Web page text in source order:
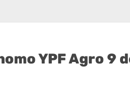
YPF Agro 9